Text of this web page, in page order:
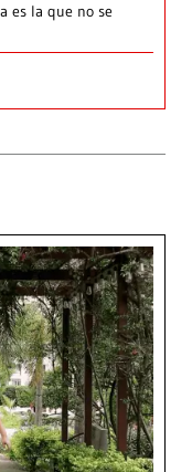
es la que no se